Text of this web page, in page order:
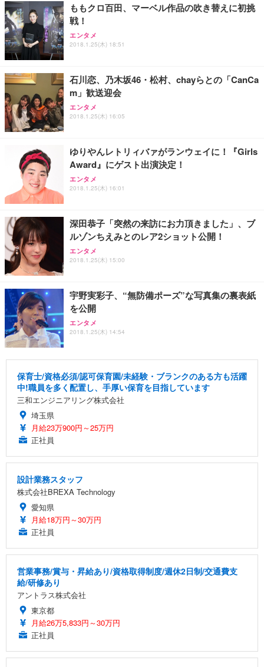
ももクロ百田、マーベル作品の吹き替えに初挑
戦！
エンタメ
2018.1.25(木) 18:51
石川恋、乃木坂46・松村、chayらとの「CanCa
m」歓送迎会
エンタメ
2018.1.25(木) 16:05
ゆりやんレトリィバァがランウェイに！『Girls
Award』にゲスト出演決定！
エンタメ
2018.1.25(木) 16:01
深田恭子「突然の来訪にお力頂きました」、ブ
ルゾンちえみとのレア2ショット公開！
エンタメ
2018.1.25(木) 15:00
宇野実彩子、“無防備ポーズ”な写真集の裏表紙
を公開
エンタメ
2018.1.25(木) 14:54
保育士/資格必須/認可保育園/未経験・ブランクのある方も活躍
中!職員を多く配置し、手厚い保育を目指しています
三和エンジニアリング株式会社
埼玉県
月給23万900円～25万円
正社員
設計業務スタッフ
株式会社BREXA Technology
愛知県
月給18万円～30万円
正社員
営業事務/賞与・昇給あり/資格取得制度/週休2日制/交通費支
給/研修あり
アントラス株式会社
東京都
月給26万5,833円～30万円
正社員